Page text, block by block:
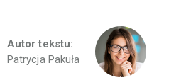
Autor tekstu:
Patrycja Pakuła